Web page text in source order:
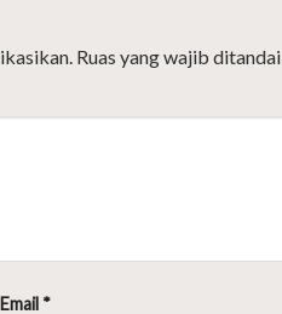
Ruas yang wajib ditandai
Email *